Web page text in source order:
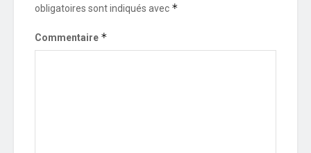
obligatoires sont indiqués avec *
Commentaire *